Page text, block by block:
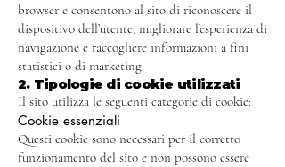
browser e consentono al sito di riconoscere il
dispositivo dell’utente, migliorare l’esperienza di
navigazione e raccogliere informazioni a fini
statistici o di marketing.
2. Tipologie di cookie utilizzati
Il sito utilizza le seguenti categorie di cookie:
Cookie essenziali
Questi cookie sono necessari per il corretto
funzionamento del sito e non possono essere